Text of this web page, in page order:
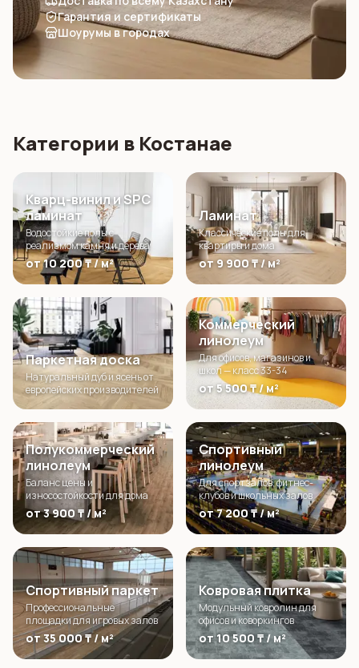
Гарантия и сертификаты
Шоурумы в городах
Категории в Костанае
Кварц-винил и SPC
ламинат
Водостойкие полы с
реализмом камня и дерева
от 10 200 ₸ / м²
Ламинат
Классические полы для
квартиры и дома
от 9 900 ₸ / м²
Паркетная доска
Натуральный дуб и ясень от
европейских производителей
Коммерческий
линолеум
Для офисов, магазинов и
школ — класс 33-34
от 5 500 ₸ / м²
Полукоммерческий
линолеум
Баланс цены и
износостойкости для дома
от 3 900 ₸ / м²
Спортивный
линолеум
Для спортзалов, фитнес-
клубов и школьных залов
от 7 200 ₸ / м²
Спортивный паркет
Профессиональные
площадки для игровых залов
от 35 000 ₸ / м²
Ковровая плитка
Модульный ковролин для
офисов и коворкингов
от 10 500 ₸ / м²